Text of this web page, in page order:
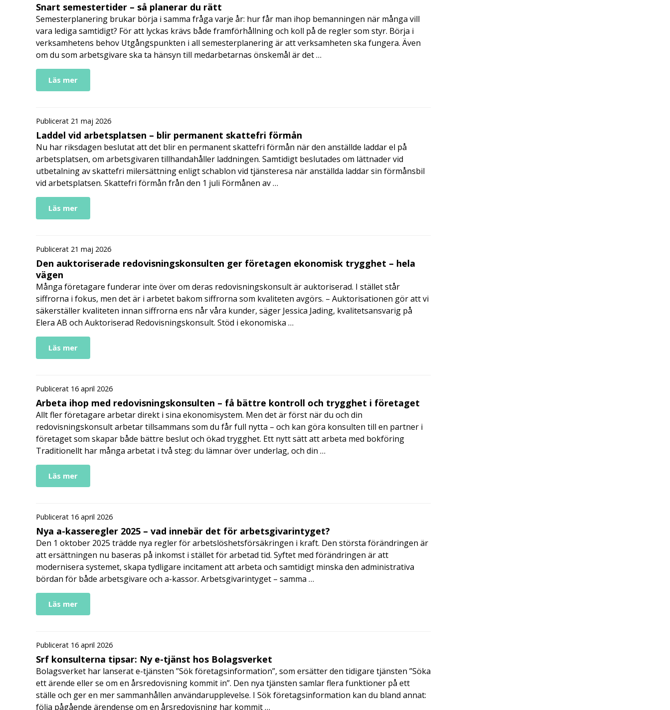
Snart semestertider – så planerar du rätt
Semesterplanering brukar börja i samma fråga varje år: hur får man ihop bemanningen när många vill
vara lediga samtidigt? För att lyckas krävs både framförhållning och koll på de regler som styr. Börja i
verksamhetens behov Utgångspunkten i all semesterplanering är att verksamheten ska fungera. Även
om du som arbetsgivare ska ta hänsyn till medarbetarnas önskemål är det …
Läs mer
Publicerat 21 maj 2026
Laddel vid arbetsplatsen – blir permanent skattefri förmån
Nu har riksdagen beslutat att det blir en permanent skattefri förmån när den anställde laddar el på
arbetsplatsen, om arbetsgivaren tillhandahåller laddningen. Samtidigt beslutades om lättnader vid
utbetalning av skattefri milersättning enligt schablon vid tjänsteresa när anställda laddar sin förmånsbil
vid arbetsplatsen. Skattefri förmån från den 1 juli Förmånen av …
Läs mer
Publicerat 21 maj 2026
Den auktoriserade redovisningskonsulten ger företagen ekonomisk trygghet – hela
vägen
Många företagare funderar inte över om deras redovisningskonsult är auktoriserad. I stället står
siffrorna i fokus, men det är i arbetet bakom siffrorna som kvaliteten avgörs. – Auktorisationen gör att vi
säkerställer kvaliteten innan siffrorna ens når våra kunder, säger Jessica Jading, kvalitetsansvarig på
Elera AB och Auktoriserad Redovisningskonsult. Stöd i ekonomiska …
Läs mer
Publicerat 16 april 2026
Arbeta ihop med redovisningskonsulten – få bättre kontroll och trygghet i företaget
Allt fler företagare arbetar direkt i sina ekonomisystem. Men det är först när du och din
redovisningskonsult arbetar tillsammans som du får full nytta – och kan göra konsulten till en partner i
företaget som skapar både bättre beslut och ökad trygghet. Ett nytt sätt att arbeta med bokföring
Traditionellt har många arbetat i två steg: du lämnar över underlag, och din …
Läs mer
Publicerat 16 april 2026
Nya a-kasseregler 2025 – vad innebär det för arbetsgivarintyget?
Den 1 oktober 2025 trädde nya regler för arbetslöshetsförsäkringen i kraft. Den största förändringen är
att ersättningen nu baseras på inkomst i stället för arbetad tid. Syftet med förändringen är att
modernisera systemet, skapa tydligare incitament att arbeta och samtidigt minska den administrativa
bördan för både arbetsgivare och a-kassor. Arbetsgivarintyget – samma …
Läs mer
Publicerat 16 april 2026
Srf konsulterna tipsar: Ny e-tjänst hos Bolagsverket
Bolagsverket har lanserat e-tjänsten ”Sök företagsinformation”, som ersätter den tidigare tjänsten ”Söka
ett ärende eller se om en årsredovisning kommit in”. Den nya tjänsten samlar flera funktioner på ett
ställe och ger en mer sammanhållen användarupplevelse. I Sök företagsinformation kan du bland annat:
följa pågående ärendense om en årsredovisning har kommit …